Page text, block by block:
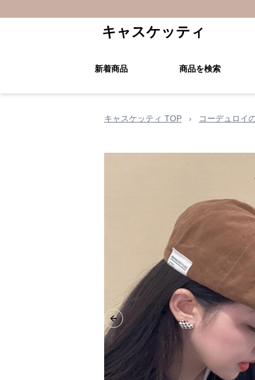
キャスケッティ
新着商品 商品を検索
キャスケッティ TOP › コーデュロイ
Previous slide